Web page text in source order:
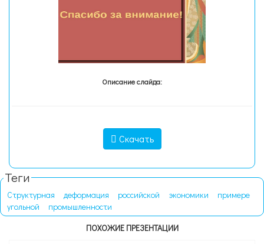
Описание слайда:
Скачать
Теги
Структурная деформация российской экономики
примере
угольной
промышленности
ПОХОЖИЕ ПРЕЗЕНТАЦИИ